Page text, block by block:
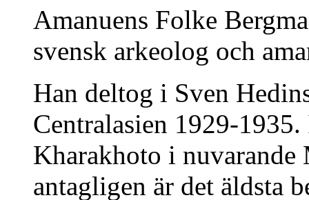
Amanuens Folke
svensk arkeolog och
Han deltog i Sven
Centralasien 1929-
Kharakhoto i
antagligen är det äldsta